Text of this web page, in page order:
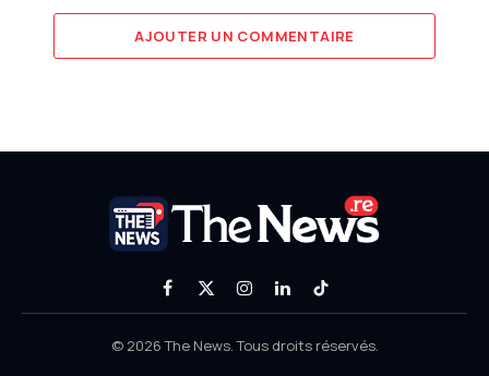
AJOUTER UN COMMENTAIRE
Facebook
X
Instagram
LinkedInTikTok
© 2026 The News. Tous droits réservés.